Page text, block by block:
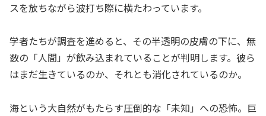
スを放ちながら波打ち際に横たわっています。
学者たちが調査を進めると、その半透明の皮膚の下に、無
数の「人間」が飲み込まれていることが判明します。彼ら
はまだ生きているのか、それとも消化されているのか。
海という大自然がもたらす圧倒的な「未知」への恐怖。巨